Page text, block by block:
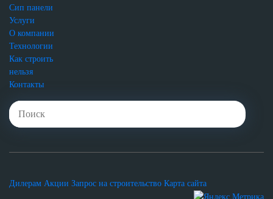
Сип панели
Услуги
О компании
Технологии
Как строить
нельзя
Контакты
Дилерам Акции Запрос на строительство Карта сайта